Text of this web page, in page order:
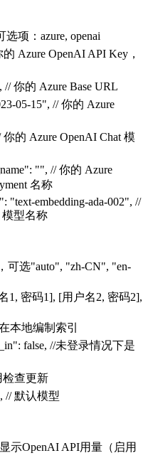
选项：azure, openai
的 Azure OpenAI API Key，
, // 你的 Azure Base URL
05-15", // 你的 Azure
你的 Azure OpenAI Chat 模
: "", // 你的 Azure
名称
: "text-embedding-ada-002", //
模型名称
可选"auto", "zh-CN", "en-
1, 密码1], [用户名2, 密码2],
本地编制索引
: false, //未登录情况下是
检查更新
, // 默认模型
示OpenAI API用量（启用